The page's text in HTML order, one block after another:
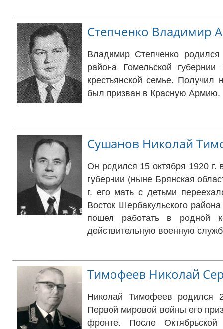
Степченко Владимир
Владимир Степченко
района Гомельской
крестьянской семье.
был призван в Красную Армию.
Сушанов Николай
Он родился 15 октября 1920 г.
губернии (ныне Брянская
г. его мать с детьми
Восток Шербакульского
пошел работать в родной
действительную военную
Тимофеев Николай
Николай Тимофеев родился
Первой мировой войны его
фронте. После